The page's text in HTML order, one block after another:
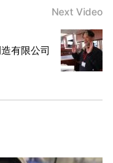
Next Video
有限公司